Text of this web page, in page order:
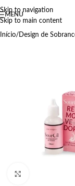
Skip to navigation
Skip to main content
MENU
Início Design de